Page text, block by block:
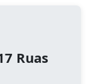
Ruas